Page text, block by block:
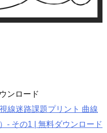
ンロード
線迷路課題プリント 曲線
- その1 | 無料ダウンロード